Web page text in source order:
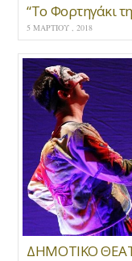
5 ΜΑΡΤΊΟΥ , 2018